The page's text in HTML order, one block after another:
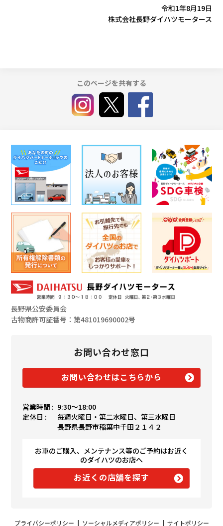
令和1年8月19日
株式会社長野ダイハツモータース
このページを共有する
長野県公安委員会
古物商許可証番号：第481019690002号
お問い合わせ窓口
お問い合わせはこちらから
営業時間 : 9:30〜18:00
定休日 :
毎週火曜日・第二水曜日、第三水曜日
長野県長野市稲葉中千田２１４２
お車のご購入、メンテナンス等のご予約はお近く
のダイハツのお店へ
お近くの店舗を探す
プライバシーポリシー | ソーシャルメディアポリシー | サイトポリシー